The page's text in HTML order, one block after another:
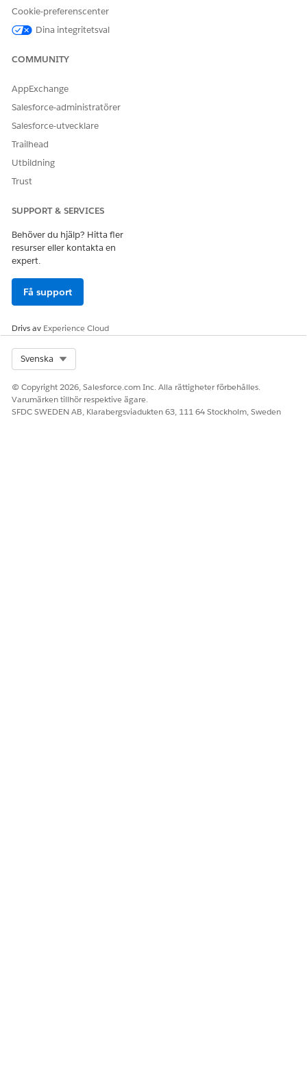
Cookie-preferenscenter
Dina integritetsval
COMMUNITY
AppExchange
Salesforce-administratörer
Salesforce-utvecklare
Trailhead
Utbildning
Trust
SUPPORT & SERVICES
Behöver du hjälp? Hitta fler
resurser eller kontakta en
expert.
Få support
Drivs av Experience Cloud
Svenska
© Copyright 2026, Salesforce.com Inc. Alla rättigheter förbehålles.
Varumärken tillhör respektive ägare.
SFDC SWEDEN AB, Klarabergsviadukten 63, 111 64 Stockholm, Sweden